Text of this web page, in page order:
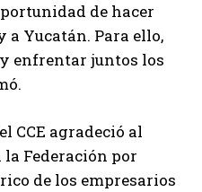
de hacer
a Yucatán. Para ello,
enfrentar juntos los
CCE agradeció al
la Federación por
de los empresarios